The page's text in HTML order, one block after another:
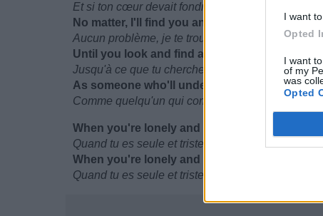
I want
Opted
I want
of my
was
Opted
Et si ton cœur devait fondre
No matter, I'll find you anyway
Aucun problème, je te trouverai de toute manière
Until you look and find a love who doubles
Jusqu'à ce que tu cherches et trouves un amour
As someone who'll understand your troubles
Comme quelqu'un qui comprendra tes problèmes
When you're lonely and sad
Quand tu es seule et triste
When you're lonely and sad
Quand tu es seule et triste